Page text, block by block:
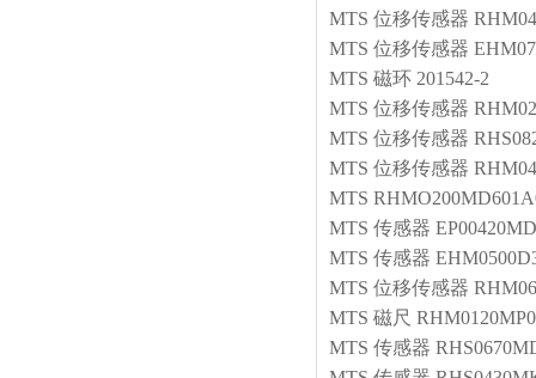
MTS 位移传感器
MTS 位移传感器
MTS 磁环 201542-2
MTS 位移传感器
MTS 位移传感器
MTS 位移传感器
MTS
MTS 传感器
MTS 传感器
MTS 位移传感器
MTS 磁尺
MTS 传感器